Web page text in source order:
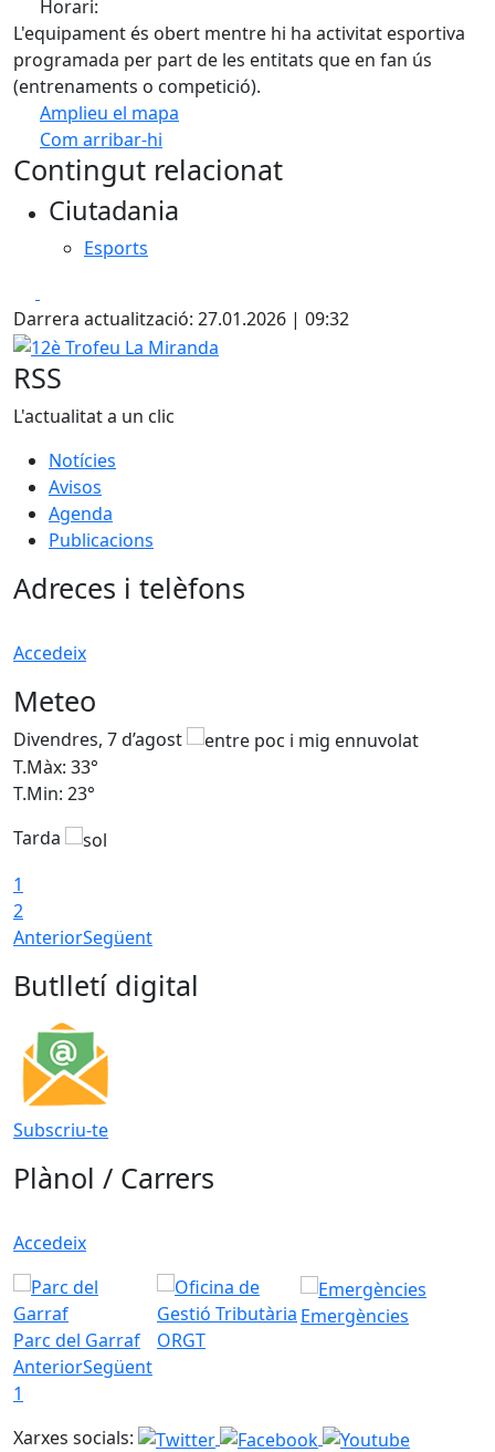
Horari:
L'equipament és obert mentre hi ha activitat esportiva
programada per part de les entitats que en fan ús
(entrenaments o competició).
Amplieu el mapa
Com arribar-hi
+
−
Contingut relacionat
Ciutadania
Esports
Darrera actualització: 27.01.2026 | 09:32
12è Trofeu La Miranda
RSS
L'actualitat a un clic
Notícies
Avisos
Agenda
Publicacions
Adreces i telèfons
Accedeix
Meteo
Divendres, 7 d’agost
T.Màx: 33°
T.Min: 23°
Tarda
1
2
AnteriorSegüent
Butlletí digital
Subscriu-te
Plànol / Carrers
Accedeix
Parc del Garraf ORGT
Emergències
AnteriorSegüent
1
Xarxes socials: